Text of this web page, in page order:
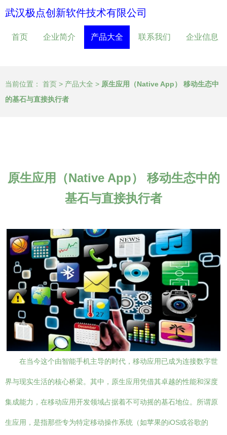
武汉极点创新软件技术有限公司
首页 企业简介 产品大全 联系我们 企业信息
当前位置： 首页 > 产品大全 > 原生应用（Native App） 移动生态中
的基石与直接执行者
原生应用（Native App） 移动生态中的
基石与直接执行者
在当今这个由智能手机主导的时代，移动应用已成为连接数字世
界与现实生活的核心桥梁。其中，原生应用凭借其卓越的性能和深度
集成能力，在移动应用开发领域占据着不可动摇的基石地位。所谓原
生应用，是指那些专为特定移动操作系统（如苹果的iOS或谷歌的